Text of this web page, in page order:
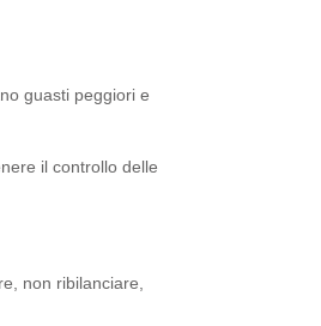
guasti peggiori e
il controllo delle
non ribilanciare,